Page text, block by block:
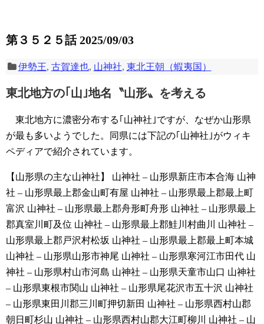
第３５２５話 2025/09/03
伊勢王, 古賀達也, 山神社, 東北王朝（蝦夷国）
東北地方の｢山｣地名〝山形〟を考える
東北地方に濃密分布する｢山神社｣ですが、なぜか山形県
が最も多いようでした。同県には下記の｢山神社｣がウィキ
ペディアで紹介されています。
【山形県の主な山神社】 山神社 – 山形県新庄市本合海 山神
社 – 山形県最上郡金山町有屋 山神社 – 山形県最上郡最上町
富沢 山神社 – 山形県最上郡舟形町舟形 山神社 – 山形県最上
郡真室川町及位 山神社 – 山形県最上郡鮭川村曲川
山神社 –
山形県最上郡戸沢村松坂 山神社 – 山形県最上郡最上町本城
山神社 – 山形県山形市神尾 山神社 – 山形県寒河江市田代 山
神社 – 山形県村山市河島 山神社 – 山形県天童市山口 山神社
– 山形県東根市関山 山神社 – 山形県尾花沢市五十沢 山神社
– 山形県東田川郡三川町押切新田 山神社 – 山形県西村山郡
朝日町杉山 山神社 – 山形県西村山郡大江町柳川
山神社 – 山